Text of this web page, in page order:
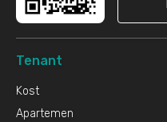
Tenant
Kost
Apartemen